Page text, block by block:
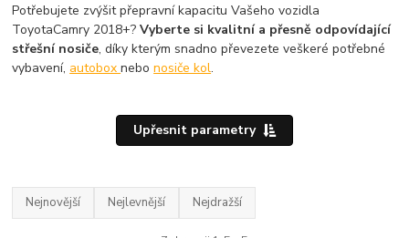
Potřebujete zvýšit přepravní kapacitu Vašeho vozidla
ToyotaCamry 2018+?Vyberte si kvalitní a přesně odpovídající
střešní nosiče, díky kterým snadno převezete veškeré potřebné
vybavení, autoboxnebonosiče kol.
Upřesnit parametry
Nejnovější Nejlevnější Nejdražší